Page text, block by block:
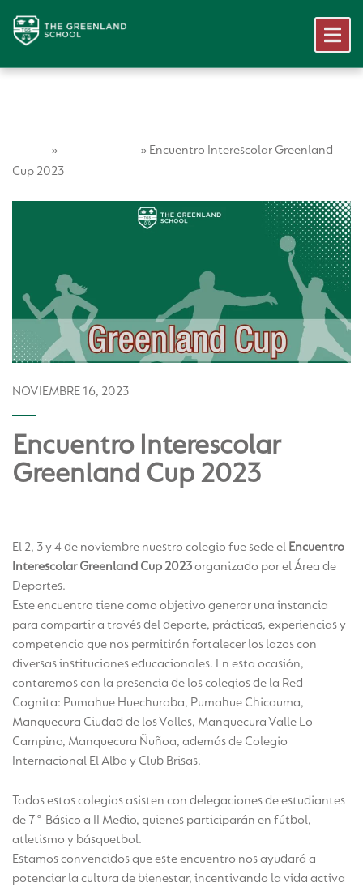
» » Encuentro Interescolar Greenland
Cup 2023
NOVIEMBRE 16, 2023
Encuentro Interescolar
Greenland Cup 2023
El 2, 3 y 4 de noviembre nuestro colegio fue sede el Encuentro
Interescolar Greenland Cup 2023organizado por el Área de
Deportes.
Este encuentro tiene como objetivo generar una instancia
para compartir a través del deporte, prácticas, experiencias y
competencia que nos permitirán fortalecer los lazos con
diversas instituciones educacionales. En esta ocasión,
contaremos con la presencia de los colegios de la Red
Cognita: Pumahue Huechuraba, Pumahue Chicauma,
Manquecura Ciudad de los Valles, Manquecura Valle Lo
Campino, Manquecura Ñuñoa, además de Colegio
Internacional El Alba y Club Brisas.
Todos estos colegios asisten con delegaciones de estudiantes
de 7° Básico a II Medio, quienes participarán en fútbol,
atletismo y básquetbol.
Estamos convencidos que este encuentro nos ayudará a
potenciar la cultura de bienestar, incentivando la vida activa